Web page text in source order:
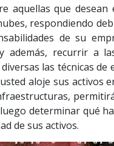
aquellas que
respondiendo
de su
además, recurrir a
las técnicas
aloje sus activos
determinar qué
de sus activos.